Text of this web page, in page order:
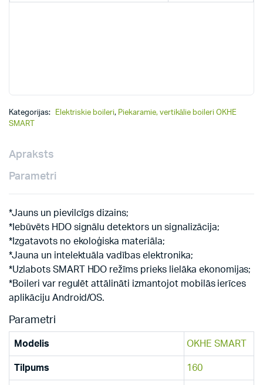
Kategorijas: Elektriskie boileri, Piekaramie, vertikālie boileri OKHE
SMART
Apraksts
Parametri
*Jauns un pievilcīgs dizains;
*Iebūvēts HDO signālu detektors un signalizācija;
*Izgatavots no ekoloģiska materiāla;
*Jauna un intelektuāla vadības elektronika;
*Uzlabots SMART HDO režīms prieks lielāka ekonomijas;
*Boileri var regulēt attālināti izmantojot mobilās ierīces
aplikāciju Android/OS.
Parametri
Modelis OKHE SMART
Tilpums 160